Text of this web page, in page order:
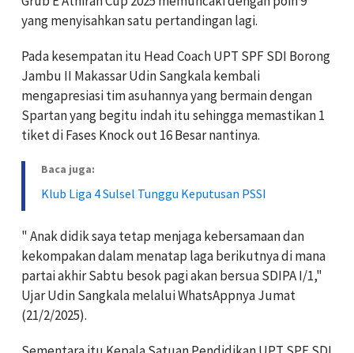
yang menyisahkan satu pertandingan lagi.
Pada kesempatan itu Head Coach UPT SPF SDI Borong
Jambu II Makassar Udin Sangkala kembali
mengapresiasi tim asuhannya yang bermain dengan
Spartan yang begitu indah itu sehingga memastikan 1
tiket di Fases Knock out 16 Besar nantinya.
Baca juga:
Klub Liga 4 Sulsel Tunggu Keputusan PSSI
" Anak didik saya tetap menjaga kebersamaan dan
kekompakan dalam menatap laga berikutnya di mana
partai akhir Sabtu besok pagi akan bersua SDIPA I/1,"
Ujar Udin Sangkala melalui WhatsAppnya Jumat
(21/2/2025).